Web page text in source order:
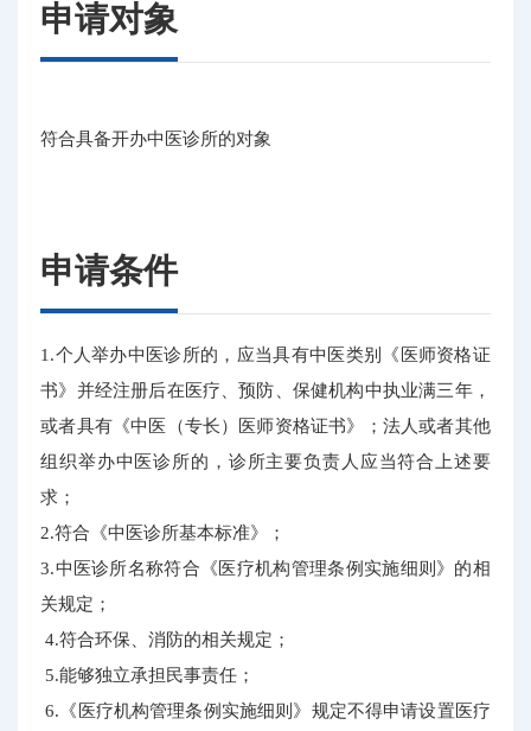
申请对象
符合具备开办中医诊所的对象
申请条件
1.个人举办中医诊所的，应当具有中医类别《医师资格证
书》并经注册后在医疗、预防、保健机构中执业满三年，
或者具有《中医（专长）医师资格证书》；法人或者其他
组织举办中医诊所的，诊所主要负责人应当符合上述要
求；
2.符合《中医诊所基本标准》；
3.中医诊所名称符合《医疗机构管理条例实施细则》的相
关规定；
4.符合环保、消防的相关规定；
5.能够独立承担民事责任；
6.《医疗机构管理条例实施细则》规定不得申请设置医疗